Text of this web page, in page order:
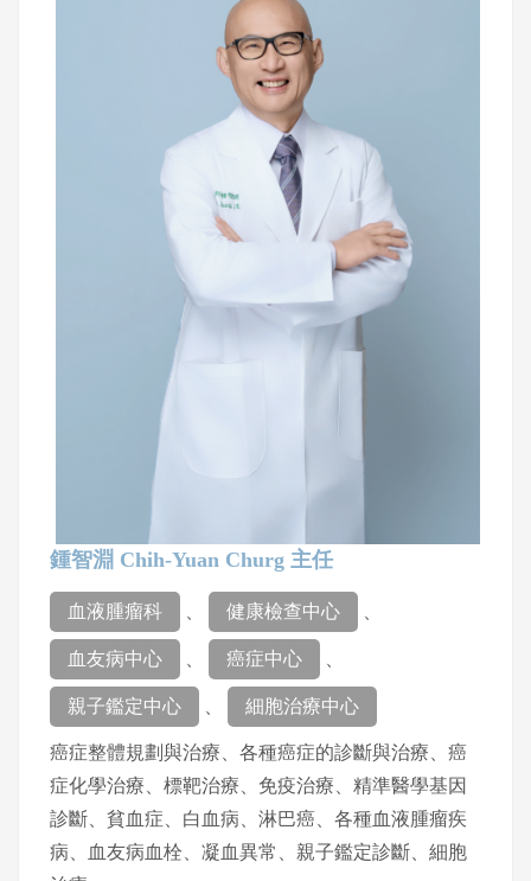
鍾智淵 Chih-Yuan Churg 主任
血液腫瘤科 、 健康檢查中心 、
血友病中心 、 癌症中心 、
親子鑑定中心 、 細胞治療中心
癌症整體規劃與治療、各種癌症的診斷與治療、癌
症化學治療、標靶治療、免疫治療、精準醫學基因
診斷、貧血症、白血病、淋巴癌、各種血液腫瘤疾
病、血友病血栓、凝血異常、親子鑑定診斷、細胞